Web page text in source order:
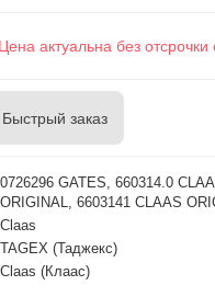
Цена актуальна без отсрочки
Быстрый заказ
0726296 GATES, 660314.0
ORIGINAL, 6603141 CLAAS
Claas
TAGEX (Таджекс)
Claas (Клаас)